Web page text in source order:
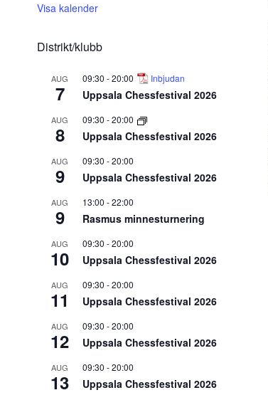
Visa kalender
Distrikt/klubb
AUG
7
09:30 -20:00 Inbjudan
Uppsala Chessfestival 2026
AUG
8
09:30 -20:00
Uppsala Chessfestival 2026
AUG
9
09:30 -20:00
Uppsala Chessfestival 2026
AUG
9
13:00 -22:00
Rasmus minnesturnering
AUG
10
09:30 -20:00
Uppsala Chessfestival 2026
AUG
11
09:30 -20:00
Uppsala Chessfestival 2026
AUG
12
09:30 -20:00
Uppsala Chessfestival 2026
AUG
13
09:30 -20:00
Uppsala Chessfestival 2026